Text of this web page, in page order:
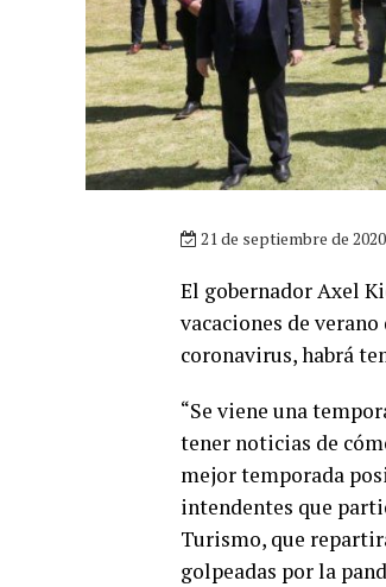
21 de septiembre de 2020
El gobernador Axel
vacaciones de
coronavirus, habrá
“Se viene una
tener noticias de
mejor temporada
intendentes que
Turismo, que
golpeadas por la